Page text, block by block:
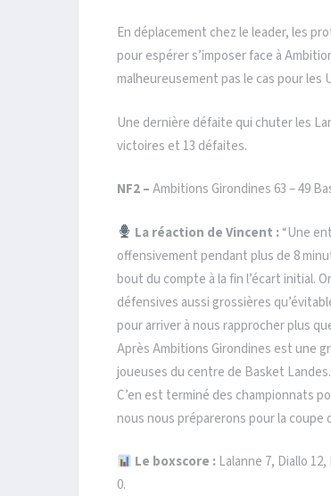
En déplacement chez le leader, les
pour espérer s’imposer face à
malheureusement pas le cas pour les
Une dernière défaite qui chuter les
victoires et 13 défaites.
NF2 –Ambitions Girondines 63 – 49
La réaction de Vincent : “Une
offensivement pendant plus de 8
bout du compte à la fin l’écart initial.
défensives aussi grossières
pour arriver à nous rapprocher plus
Après Ambitions Girondines est une
joueuses du centre de Basket
C’en est terminé des championnats
nous nous préparerons pour la coupe
Le boxscore : Lalanne 7, Diallo
0.